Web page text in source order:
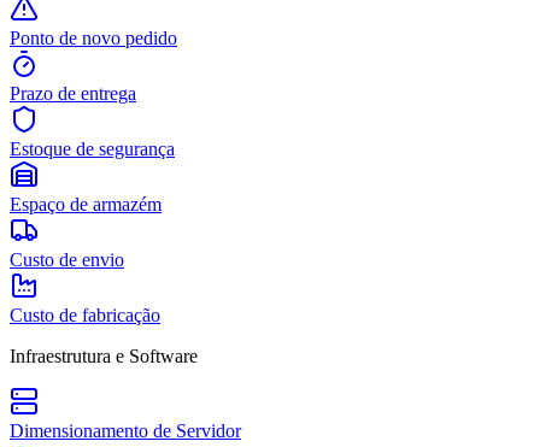
Ponto de novo pedido
Prazo de entrega
Estoque de segurança
Espaço de armazém
Custo de envio
Custo de fabricação
Infraestrutura e Software
Dimensionamento de Servidor